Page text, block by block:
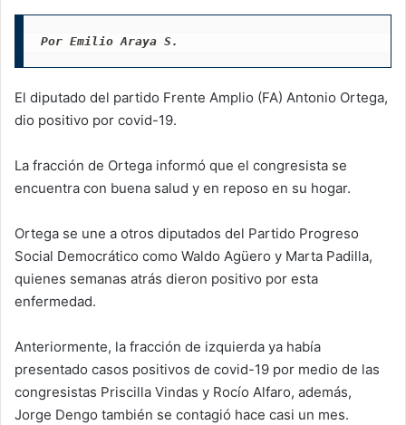
Por Emilio Araya S.
El diputado del partido Frente Amplio (FA) Antonio Ortega,
dio positivo por covid-19.
La fracción de Ortega informó que el congresista se
encuentra con buena salud y en reposo en su hogar.
Ortega se une a otros diputados del Partido Progreso
Social Democrático como Waldo Agüero y Marta Padilla,
quienes semanas atrás dieron positivo por esta
enfermedad.
Anteriormente, la fracción de izquierda ya había
presentado casos positivos de covid-19 por medio de las
congresistas Priscilla Vindas y Rocío Alfaro, además,
Jorge Dengo también se contagió hace casi un mes.